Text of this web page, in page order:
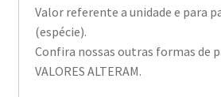
Valor referente a unidade e para
(espécie).
Confira nossas outras formas de
VALORES ALTERAM.